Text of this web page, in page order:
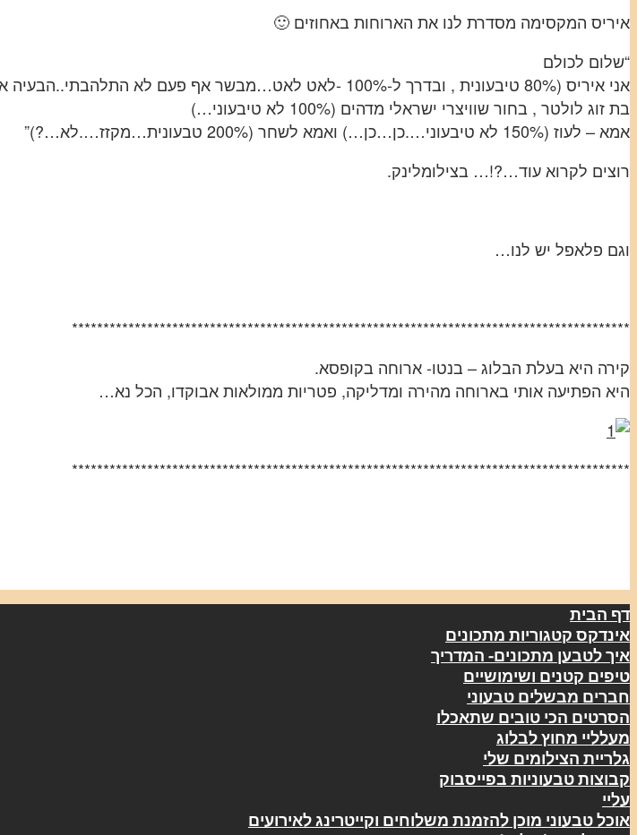
איריס המקסימה מסדרת לנו את הארוחות באחוזים 🙂
“שלום לכולם
אני איריס (80% טיבעונית , ובדרך ל-100% -לאט לאט…מבשר אף פעם לא התלהבתי..הבעיה אצלי היא להמנע ממוצרי חלב..),
בת זוג לולטר , בחור שוויצרי ישראלי מדהים (100% לא טיבעוני…)
אמא – לעוז (150% לא טיבעוני….כן…כן…) ואמא לשחר (200% טבעונית…מקזז….לא…?)”
רוצים לקרוא עוד…?!… בצילומלינק.
וגם פלאפל יש לנו…
*****************************************************************************************
קירה היא בעלת הבלוג – בנטו- ארוחה בקופסא.
היא הפתיעה אותי בארוחה מהירה ומדליקה, פטריות ממולאות אבוקדו, הכל נא…
*****************************************************************************************
דף הבית
אינדקס קטגוריות מתכונים
איך לטבען מתכונים- המדריך
טיפים קטנים ושימושיים
חברים מבשלים טבעוני
הסרטים הכי טובים שתאכלו
מעלליי מחוץ לבלוג
גלריית הצילומים שלי
קבוצות טבעוניות בפייסבוק
עליי
אוכל טבעוני מוכן להזמנת משלוחים וקייטרינג לאירועים